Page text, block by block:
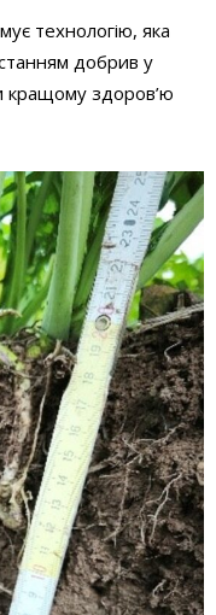
технологію, яка
добрив у
кращому здоров’ю